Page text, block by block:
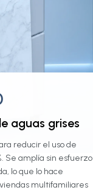
aguas grises
reducir el uso de
Se amplía sin esfuerzo
lo que lo hace
multifamiliares